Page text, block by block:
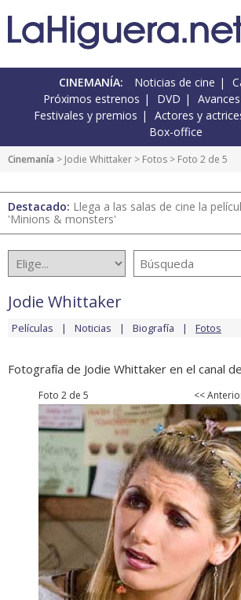
CINEMANÍA: Noticias de cine
Próximos estrenos
DVD Avances
Festivales y premios
Actores y
Box-office
Cinemanía > Jodie Whittaker > Fotos > Foto 2 de 5
Destacado: Llega a las salas de cine la
'Minions & monsters'
Jodie Whittaker
Películas Noticias Biografía Fotos
Fotografía de Jodie Whittaker en el canal
Foto 2 de 5 <<